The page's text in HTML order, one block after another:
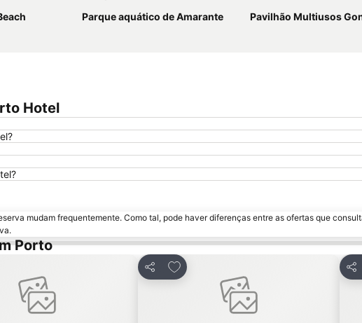
Parque aquático de Amarante
Pavilhão Multiusos
Hotel
mudam frequentemente. Como tal, pode haver diferenças entre as ofertas que
Porto
aos favoritos
Partilhar
Adicionar aos favoritos